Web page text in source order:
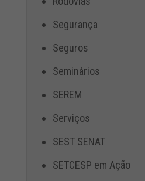
Segurança
Seguros
Seminários
SEREM
Serviços
SEST SENAT
SETCESP em Ação